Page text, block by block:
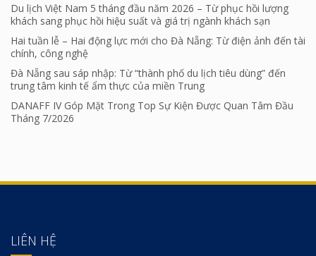
Du lịch Việt Nam 5 tháng đầu năm 2026 – Từ phục hồi lượng
khách sang phục hồi hiệu suất và giá trị ngành khách sạn
Hai tuần lễ – Hai động lực mới cho Đà Nẵng: Từ điện ảnh đến tài
chính, công nghệ
Đà Nẵng sau sáp nhập: Từ “thành phố du lịch tiêu dùng” đến
trung tâm kinh tế ẩm thực của miền Trung
DANAFF IV Góp Mặt Trong Top Sự Kiện Được Quan Tâm Đầu
Tháng 7/2026
LIÊN HỆ